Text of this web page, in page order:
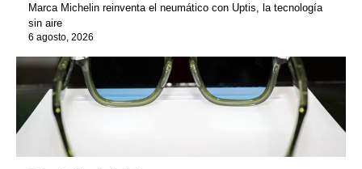
Marca Michelin reinventa el neumático con Uptis, la tecnología
sin aire
6 agosto, 2026